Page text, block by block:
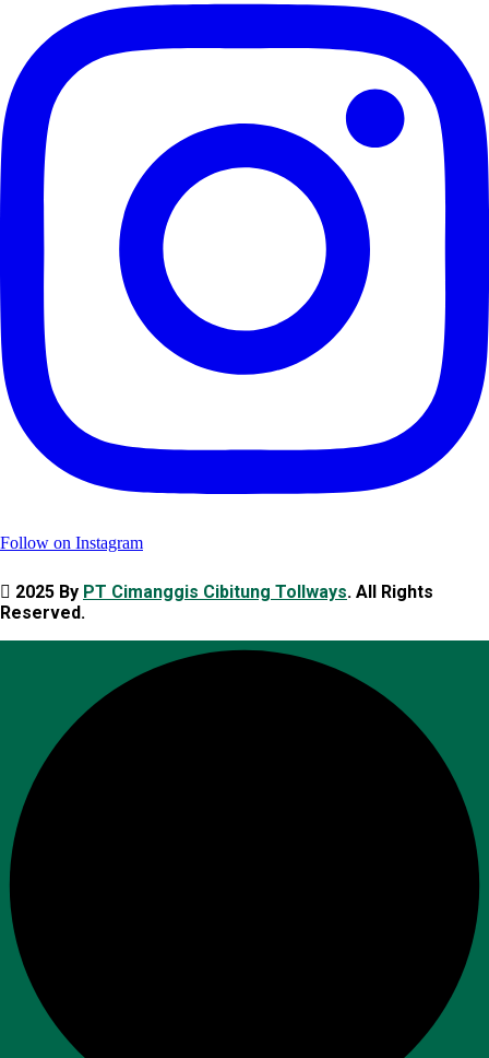
Follow on Instagram
2025 By PT Cimanggis Cibitung Tollways. All Rights
Reserved.